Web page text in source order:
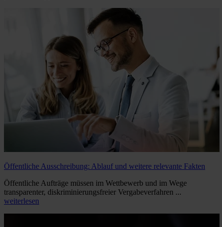
Öffentliche Ausschreibung: Ablauf und weitere relevante Fakten
Öffentliche Aufträge müssen im Wettbewerb und im Wege
transparenter, diskriminierungsfreier Vergabeverfahren ...
weiterlesen